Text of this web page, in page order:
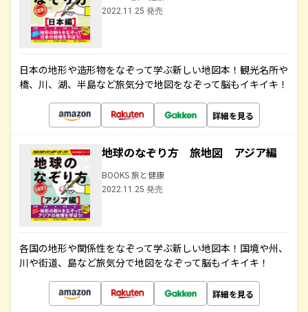
2022.11.25 発売
日本の地形や造形物をなぞって学ぶ新しい地図本！観光名所や
橋、川、湖、半島など旅気分で地図をなぞって脳もイキイキ！
詳細を見る
地球のなぞり方 旅地図 アジア編
BOOKS 旅と健康
2022.11.25 発売
各国の地形や関係性をなぞって学ぶ新しい地図本！国境や州、
川や街道、島など旅気分で地図をなぞって脳もイキイキ！
詳細を見る